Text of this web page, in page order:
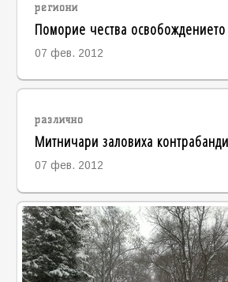
региони
Поморие чества
07 фев. 2012
различно
Митничари заловиха
07 фев. 2012